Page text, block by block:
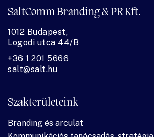
SaltComm Branding & PR Kft.
1012 Budapest,
Logodi utca 44/B
+36 1 201 5666
salt@salt.hu
Szakterületeink
Branding és arculat